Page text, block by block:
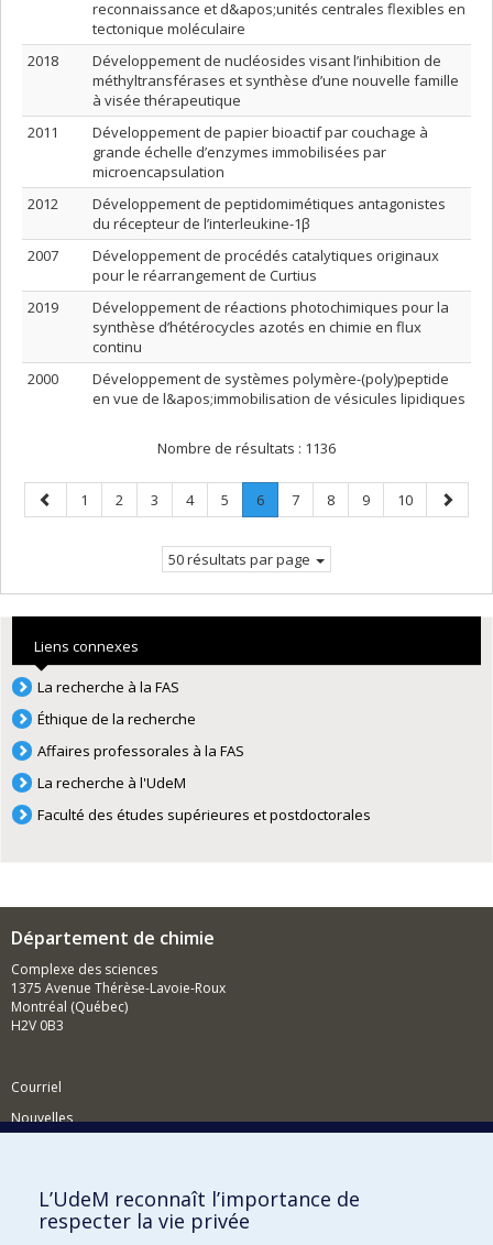
reconnaissance et d&apos;unités centrales flexibles en
tectonique moléculaire
2018
Développement de nucléosides visant l’inhibition de
méthyltransférases et synthèse d’une nouvelle famille
à visée thérapeutique
2011
Développement de papier bioactif par couchage à
grande échelle d’enzymes immobilisées par
microencapsulation
2012
Développement de peptidomimétiques antagonistes
du récepteur de l’interleukine-1β
2007
Développement de procédés catalytiques originaux
pour le réarrangement de Curtius
2019
Développement de réactions photochimiques pour la
synthèse d’hétérocycles azotés en chimie en flux
continu
2000
Développement de systèmes polymère-(poly)peptide
en vue de l&apos;immobilisation de vésicules lipidiques
Nombre de résultats : 1136
Page
précédente
Page
1 Page
2 Page
3 Page
4 Page
5 Page
6.
Page
Page
7 Page
8 Page
9 Page
10
Page
50 résultats par page
Liens connexes
La recherche à la FAS
Éthique de la recherche
Affaires professorales à la FAS
La recherche à l'UdeM
Faculté des études supérieures et postdoctorales
Département de chimie
Complexe des sciences
1375 Avenue Thérèse-Lavoie-Roux
Montréal (Québec)
H2V 0B3
Courriel
Nouvelles
Comment soutenir le Département?
BESOIN D'AIDE?
L’UdeM reconnaît l’importance de
respecter la vie privée